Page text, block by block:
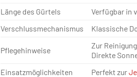
Länge des Gürtels
Verfügbar in
Verschlussmechanismus
Klassische
Pflegehinweise
Zur
Direkte
Einsatzmöglichkeiten
Perfekt zur